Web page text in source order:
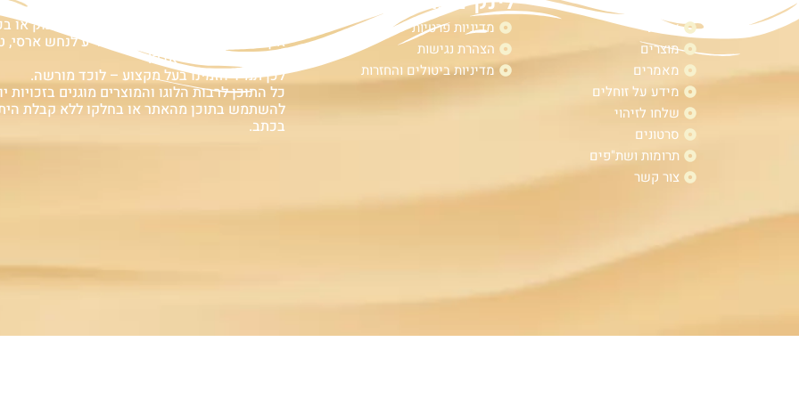
אודות
מוצרים
מאמרים
מידע על זוחלים
שלחו לזיהוי
סרטונים
תרומות ושת"פים
צור קשר
מדיניות פרטיות
הצהרת נגישות
מדיניות ביטולים והחזרות
במוצרים ובמידע המובא באתר, בדף פיסבוק או
אין המלצה לגעת, להתעסק, להפריע לנחש ארסי,
עלולה לעלות בחיי אדם!
לכן תמיד הזמינו בעל מקצוע – לוכד מורשה.
כל התוכן לרבות הלוגו והמוצרים מוגנים בזכויות
להשתמש בתוכן מהאתר או בחלקו ללא קבלת
בכתב.